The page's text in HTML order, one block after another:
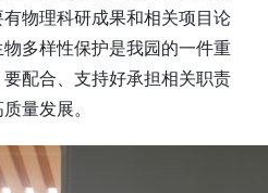
物理科研成果和相关项目论
多样性保护是我园的一件重
配合、支持好承担相关职责
量发展。